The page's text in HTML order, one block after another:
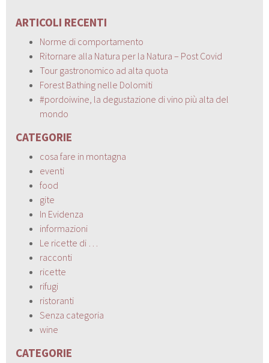
ARTICOLI RECENTI
Norme di comportamento
Ritornare alla Natura per la Natura – Post Covid
Tour gastronomico ad alta quota
Forest Bathing nelle Dolomiti
#pordoiwine, la degustazione di vino più alta del
mondo
CATEGORIE
cosa fare in montagna
eventi
food
gite
In Evidenza
informazioni
Le ricette di …
racconti
ricette
rifugi
ristoranti
Senza categoria
wine
CATEGORIE